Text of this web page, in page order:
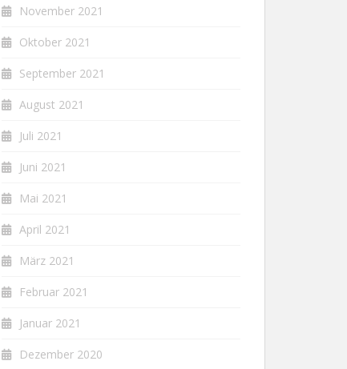
November 2021
Oktober 2021
September 2021
August 2021
Juli 2021
Juni 2021
Mai 2021
April 2021
März 2021
Februar 2021
Januar 2021
Dezember 2020